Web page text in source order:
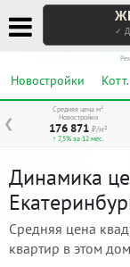
✓
Новостройки
❮
Средняя цена м²
Новостройки
176 871 ₽/м²
↑ 7,5% за 12 мес.
Динамика
Средняя цена
квартир в этом